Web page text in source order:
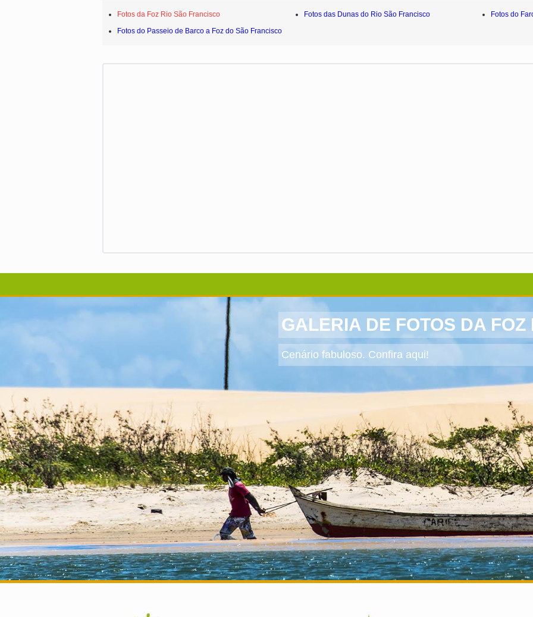
Fotos da Foz Rio São Francisco Fotos das Dunas do Rio São Francisco
Fotos do
Fotos do Passeio de Barco a Foz do São Francisco
GALERIA DE FOTOS DA
Cenário fabuloso. Confira aqui!